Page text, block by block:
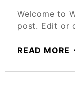
Welcome to
post. Edit or
READ MORE